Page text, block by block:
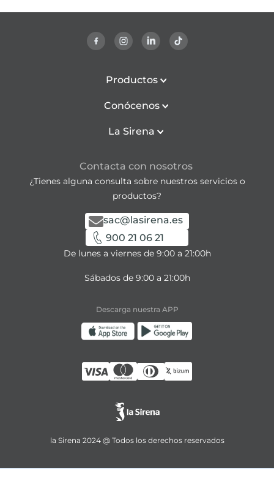
Productos
Conócenos
La Sirena
Contacta con nosotros
¿Tienes alguna consulta sobre nuestros servicios o
productos?
sac@lasirena.es
900 21 06 21
De lunes a viernes de 9:00 a 21:00h
Sábados de 9:00 a 21:00h
Descarga nuestra APP
la Sirena 2024 @ Todos los derechos reservados